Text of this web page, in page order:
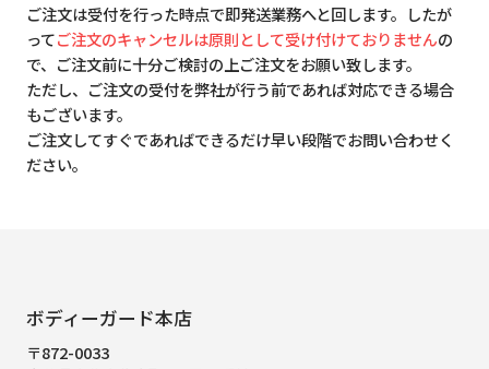
ご注文は受付を行った時点で即発送業務へと回します。したが
ってご注文のキャンセルは原則として受け付けておりませんの
で、ご注文前に十分ご検討の上ご注文をお願い致します。
ただし、ご注文の受付を弊社が行う前であれば対応できる場合
もございます。
ご注文してすぐであればできるだけ早い段階でお問い合わせく
ださい。
ボディーガード本店
〒872-0033